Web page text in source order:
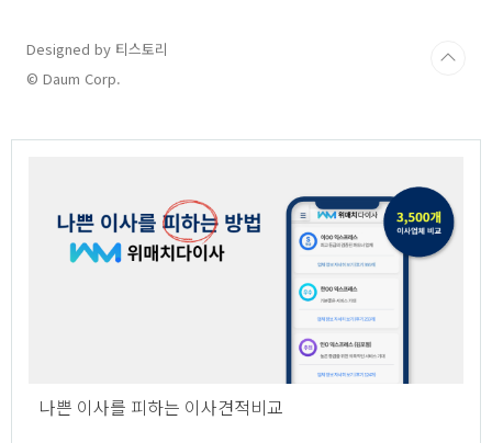
Designed by 티스토리
© Daum Corp.
나쁜 이사를 피하는 이사견적비교